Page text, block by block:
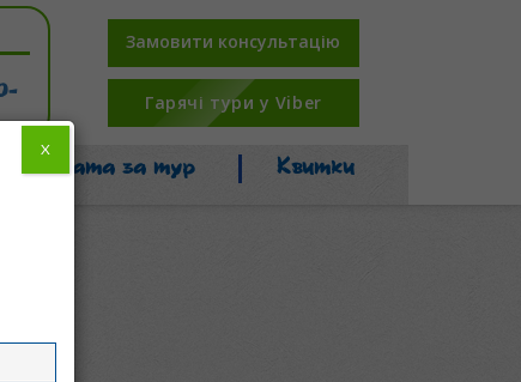
Замовити консультацію
Гарячі тури у Viber
Оплата за тур Квитки
X